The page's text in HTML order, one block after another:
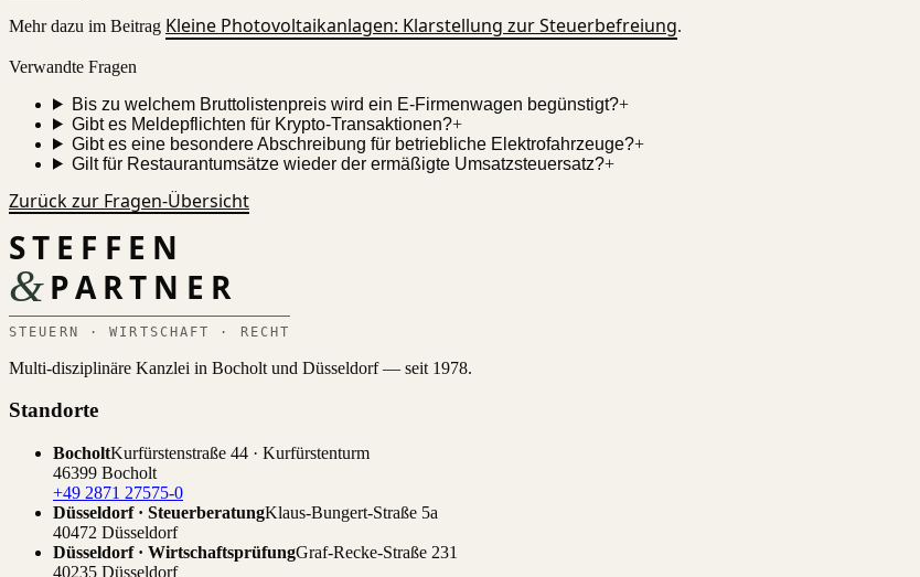
Mehr dazu im Beitrag Kleine Photovoltaikanlagen: Klarstellung zur Steuerbefreiung.
Verwandte Fragen
Bis zu welchem Bruttolistenpreis wird ein E-Firmenwagen begünstigt?+
Gibt es Meldepflichten für Krypto-Transaktionen?+
Gibt es eine besondere Abschreibung für betriebliche Elektrofahrzeuge?+
Gilt für Restaurantumsätze wieder der ermäßigte Umsatzsteuersatz?+
Zurück zur Fragen-Übersicht
STEFFEN
&PARTNER
STEUERN · WIRTSCHAFT · RECHT
Multi-disziplinäre Kanzlei in Bocholt und Düsseldorf — seit 1978.
Standorte
BocholtKurfürstenstraße 44 · Kurfürstenturm
46399 Bocholt
+49 2871 27575-0
Düsseldorf · SteuerberatungKlaus-Bungert-Straße 5a
40472 Düsseldorf
Düsseldorf · WirtschaftsprüfungGraf-Recke-Straße 231
40235 Düsseldorf